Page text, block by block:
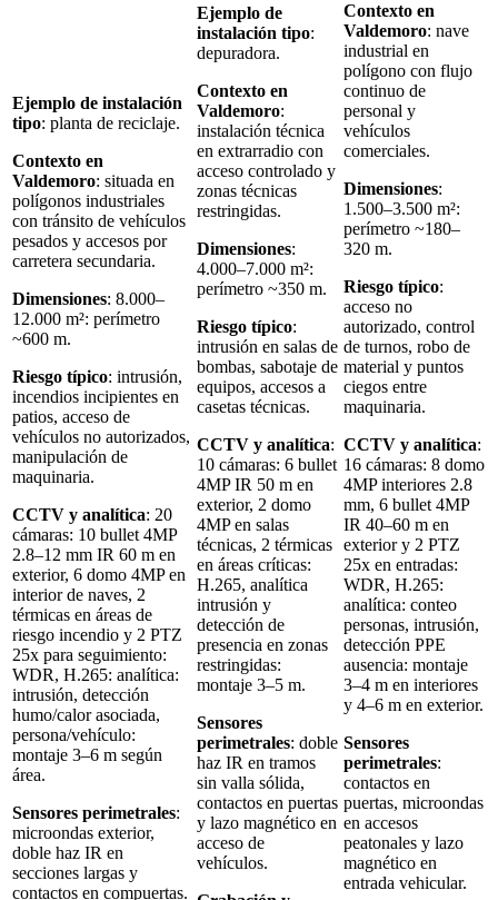
Ejemplo de instalación
tipo: planta de reciclaje.
Contexto en
Valdemoro: situada en
polígonos industriales
con tránsito de vehículos
pesados y accesos por
carretera secundaria.
Dimensiones: 8.000–
12.000 m²: perímetro
~600 m.
Riesgo típico: intrusión,
incendios incipientes en
patios, acceso de
vehículos no autorizados,
manipulación de
maquinaria.
CCTV y analítica: 20
cámaras: 10 bullet 4MP
2.8–12 mm IR 60 m en
exterior, 6 domo 4MP en
interior de naves, 2
térmicas en áreas de
riesgo incendio y 2 PTZ
25x para seguimiento:
WDR, H.265: analítica:
intrusión, detección
humo/calor asociada,
persona/vehículo:
montaje 3–6 m según
área.
Sensores perimetrales:
microondas exterior,
doble haz IR en
secciones largas y
contactos en compuertas.
Ejemplo de
instalación tipo:
depuradora.
Contexto en
Valdemoro:
instalación técnica
en extrarradio con
acceso controlado y
zonas técnicas
restringidas.
Dimensiones:
4.000–7.000 m²:
perímetro ~350 m.
Riesgo típico:
intrusión en salas de
bombas, sabotaje de
equipos, accesos a
casetas técnicas.
CCTV y analítica:
10 cámaras: 6 bullet
4MP IR 50 m en
exterior, 2 domo
4MP en salas
técnicas, 2 térmicas
en áreas críticas:
H.265, analítica
intrusión y
detección de
presencia en zonas
restringidas:
montaje 3–5 m.
Sensores
perimetrales: doble
haz IR en tramos
sin valla sólida,
contactos en puertas
y lazo magnético en
acceso de
vehículos.
Contexto en
Valdemoro: nave
industrial en
polígono con flujo
continuo de
personal y
vehículos
comerciales.
Dimensiones:
1.500–3.500 m²:
perímetro ~180–
320 m.
Riesgo típico:
acceso no
autorizado, control
de turnos, robo de
material y puntos
ciegos entre
maquinaria.
CCTV y analítica:
16 cámaras: 8 domo
4MP interiores 2.8
mm, 6 bullet 4MP
IR 40–60 m en
exterior y 2 PTZ
25x en entradas:
WDR, H.265:
analítica: conteo
personas, intrusión,
detección PPE
ausencia: montaje
3–4 m en interiores
y 4–6 m en exterior.
Sensores
perimetrales:
contactos en
puertas, microondas
en accesos
peatonales y lazo
magnético en
entrada vehicular.